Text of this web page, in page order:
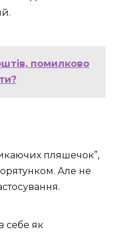
помилково
пляшечок”,
Але не
себе як